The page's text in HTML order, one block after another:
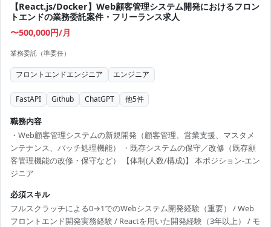
【React.js/Docker】Web顧客管理システム開発におけるフロン
トエンドの業務委託案件・フリーランス求人
〜500,000円/月
業務委託（準委任）
フロントエンドエンジニア エンジニア
FastAPI Github ChatGPT 他5件
職務内容
・Web顧客管理システムの新規開発（顧客管理、営業支援、マスタメ
ンテナンス、バッチ処理機能） ・既存システムの保守／改修（既存顧
客管理機能の改修・保守など） 【体制(人数/構成)】 本ポジション-エン
ジニア
必須スキル
フルスクラッチによる0→1でのWebシステム開発経験（重要） / Web
フロントエンド開発実務経験 / Reactを用いた開発経験（3年以上） / モ